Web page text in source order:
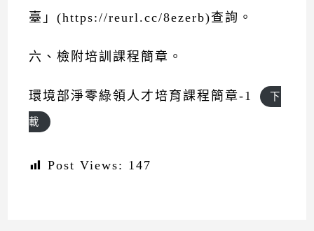
臺」(https://reurl.cc/8ezerb)查詢。
六、檢附培訓課程簡章。
環境部淨零綠領人才培育課程簡章-1 下
載
Post Views: 147